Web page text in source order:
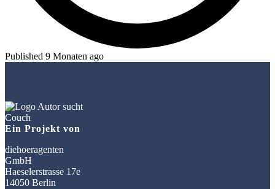
Published 9 Monaten ago
Ein Projekt von
diehoeragenten
GmbH
Haeselerstrasse 17e
14050 Berlin